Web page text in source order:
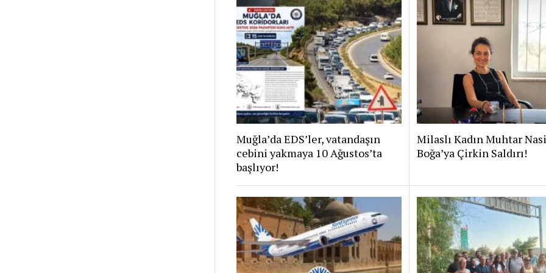
Muğla’da EDS’ler, vatandaşın
cebini yakmaya 10 Ağustos’ta
başlıyor!
Milaslı Kadın Muhtar
Boğa’ya Çirkin Saldırı!